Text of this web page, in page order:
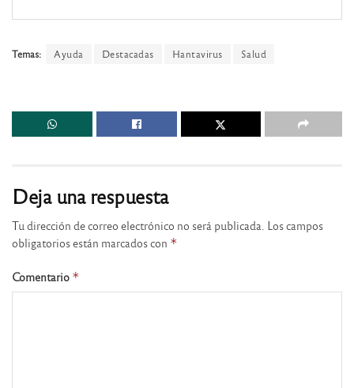
Temas: Ayuda Destacadas Hantavirus Salud
Deja una respuesta
Tu dirección de correo electrónico no será publicada. Los campos
obligatorios están marcados con *
Comentario *